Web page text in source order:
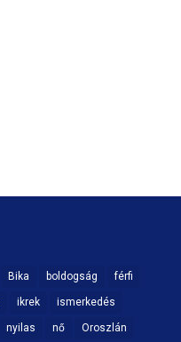
Bika boldogság férfi
ikrek ismerkedés
nyilas nő Oroszlán